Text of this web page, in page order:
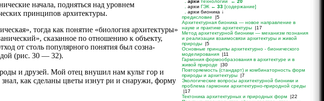
начала, подняться над уровнем
принципов архитектуры.
тогда как понятие «биология архитектуры»
сказанное по отношению к объекту,
от столь популярного понятия был созна­
(рис. 30 — 32).
и друзей. Мой отец внушил нам культ гор и
как сделаны цветы изнут­ ри и снаружи, форму